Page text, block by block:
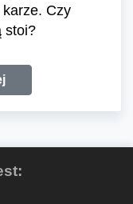
karze. Czy
stoi?